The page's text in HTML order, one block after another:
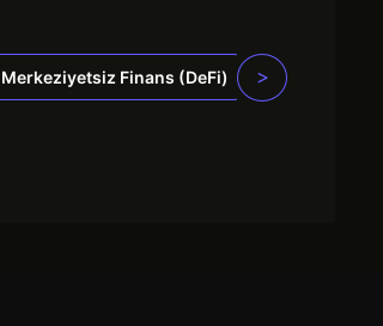
Merkeziyetsiz Finans (DeFi) Makro
>